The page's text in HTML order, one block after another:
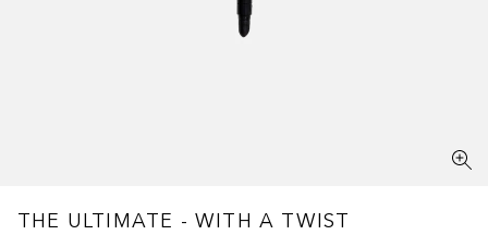
THE ULTIMATE - WITH A TWIST